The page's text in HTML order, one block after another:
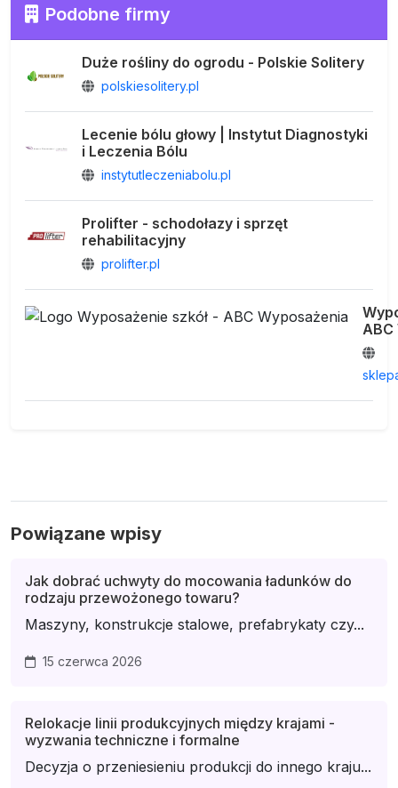
Podobne firmy
Duże rośliny do ogrodu - Polskie Solitery
polskiesolitery.pl
Lecenie bólu głowy | Instytut Diagnostyki
i Leczenia Bólu
instytutleczeniabolu.pl
Prolifter - schodołazy i sprzęt
rehabilitacyjny
prolifter.pl
ABC
Powiązane wpisy
Jak dobrać uchwyty do mocowania ładunków do
rodzaju przewożonego towaru?
Maszyny, konstrukcje stalowe, prefabrykaty czy...
15 czerwca 2026
Relokacje linii produkcyjnych między krajami -
wyzwania techniczne i formalne
Decyzja o przeniesieniu produkcji do innego kraju...